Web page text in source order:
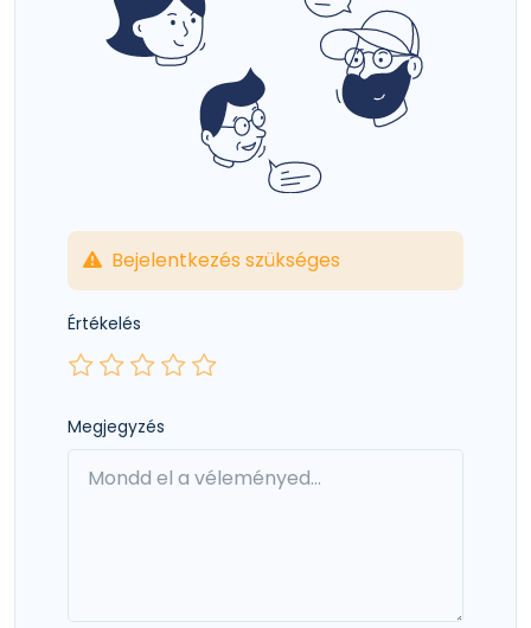
Bejelentkezés szükséges
Értékelés
Megjegyzés